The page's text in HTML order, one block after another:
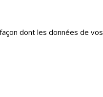
dont les données de vos